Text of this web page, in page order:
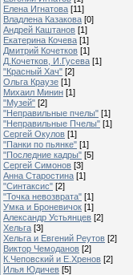
Елена Игнатова [11]
Владлена Казакова [0]
Андрей Каштанов [1]
Екатерина Кочева [1]
Дмитрий Кочетков [1]
Д.Кочетков, И.Гусева [1]
"Красный Хач" [2]
Ольга Краузе [1]
Михаил Минин [1]
"Музей" [2]
"Неправильные пчелы" [1]
"Неправильные Пчелы" [1]
Сергей Окулов [1]
"Панки по пьянке" [1]
"Последние кадры" [5]
Сергей Симонов [3]
Анна Старостина [1]
"Синтаксис" [2]
"Точка невозврата" [1]
Умка и Броневичок [1]
Александр Устьянцев [2]
Хельга [3]
Хельга и Евгений Реутов [2]
Виктор Чемоданов [2]
К.Чеповский и Е.Хренов [2]
Илья Юдичев [5]